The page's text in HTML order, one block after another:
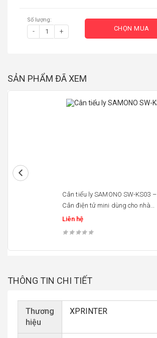
Số lượng:
- + CHỌN MUA
SẢN PHẨM ĐÃ XEM
Cân tiểu ly SAMONO SW-KS03 –
Cân điện tử mini dùng cho nhà
bếp
Liên hệ
THÔNG TIN CHI TIẾT
Thương
hiệu
XPRINTER